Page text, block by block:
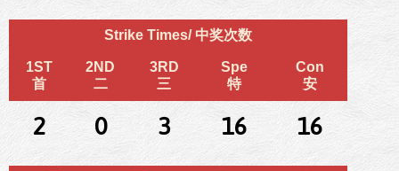
Strike Times/ 中奖次数
1ST
首
2ND
二
3RD
三
Spe
特
Con
安
2 0 3 16 16